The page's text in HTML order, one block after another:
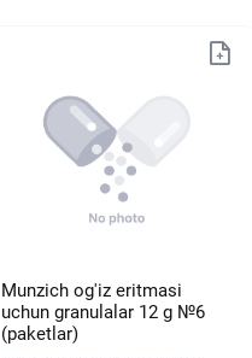
Munzich og'iz eritmasi
uchun granulalar 12 g №6
(paketlar)